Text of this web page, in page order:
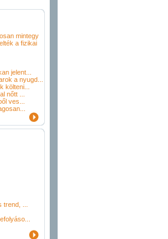
mintegy
a fizikai
jelent...
a nyugd...
költeni...
nőtt ...
ves...
...